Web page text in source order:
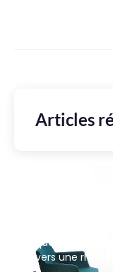
Articles
Nous
questions et
vers une